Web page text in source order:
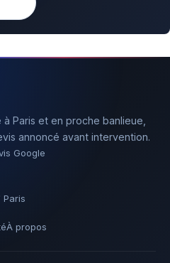
Paris et en proche banlieue,
annoncé avant intervention.
Google
Paris
À propos